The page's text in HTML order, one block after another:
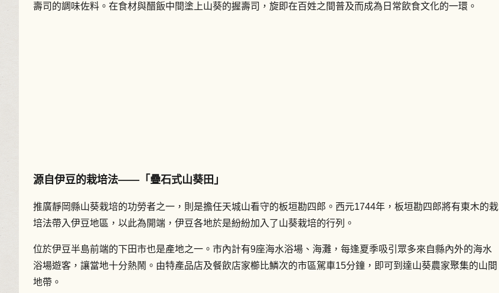
壽司的調味佐料。在食材與醋飯中間塗上山葵的握壽司，旋即在百姓之間普及而成為日常飲食文化的一環。
源自伊豆的栽培法――「疊石式山葵田」
推廣靜岡縣山葵栽培的功勞者之一，則是擔任天城山看守的板垣勘四郎。西元1744年，板垣勘四郎將有東木的栽
培法帶入伊豆地區，以此為開端，伊豆各地於是紛紛加入了山葵栽培的行列。
位於伊豆半島前端的下田市也是產地之一。市內計有9座海水浴場、海灘，每逢夏季吸引眾多來自縣內外的海水
浴場遊客，讓當地十分熱鬧。由特產品店及餐飲店家櫛比鱗次的市區駕車15分鐘，即可到達山葵農家聚集的山間
地帶。